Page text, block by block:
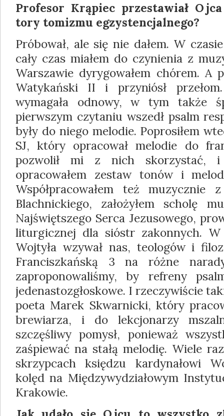
Profesor Krąpiec przestawiał
tory tomizmu egzystencjalnego?
Próbował, ale się nie dałem. W
cały czas miałem do czynienia z
Warszawie dyrygowałem chórem. A
Wa­tykański II i przyniósł
wyma­gała odnowy, w tym także
pierwszym czytaniu wszedł psalm
były do nie­go melodie. Poprosiłem
SJ, który opracował melodie do
pozwolił mi z nich skorzystać,
opracowałem zestaw tonów i
Współpracowałem też muzycznie
Blachnickiego, założyłem scholę
Najświętszego Serca Jezusowe­go,
liturgicznej dla sióstr zakon­nych.
Wojtyła wzywał nas, teologów i
Franciszkańską 3 na różne
zaproponowaliśmy, by refreny
jedenastozgłoskowe. I rzeczywiście
poeta Marek Skwarnicki, który
brewiarza, i do lekcjonarzy
szczęśliwy pomysł, ponieważ
zaśpiewać na stałą melodię. Wiele
skrzypcach księdzu kardynałowi
kolęd na Międzywydziałowym
Krakowie.